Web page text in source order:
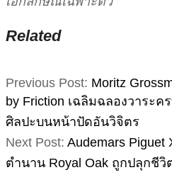
Related
2026-
05-
13
Previous Post: Moritz
by Friction เฉลิมฉลองวาระค
ศิลปะบนหน้าปัดอันวิจิตร
Next Post: Audemars Piguet
ตำนาน Royal Oak ถูกปลุกชีวิ